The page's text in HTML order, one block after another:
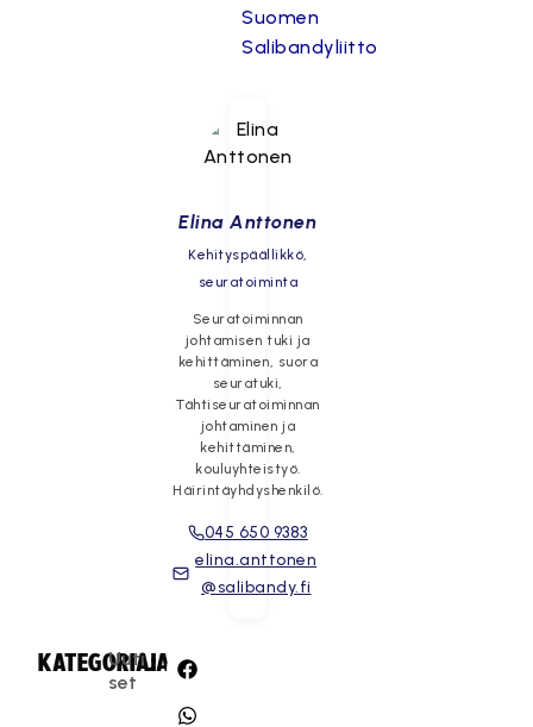
Suomen
Salibandyliitto
Elina Anttonen
Kehityspäällikkö,
seuratoiminta
Seuratoiminnan
johtamisen tuki ja
kehittäminen, suora
seuratuki,
Tähtiseuratoiminnan
johtaminen ja
kehittäminen,
kouluyhteistyö.
Häirintäyhdyshenkilö.
045 650 9383
elina.anttonen
@salibandy.fi
KATEGORIA:
Uuti
set
JAA: